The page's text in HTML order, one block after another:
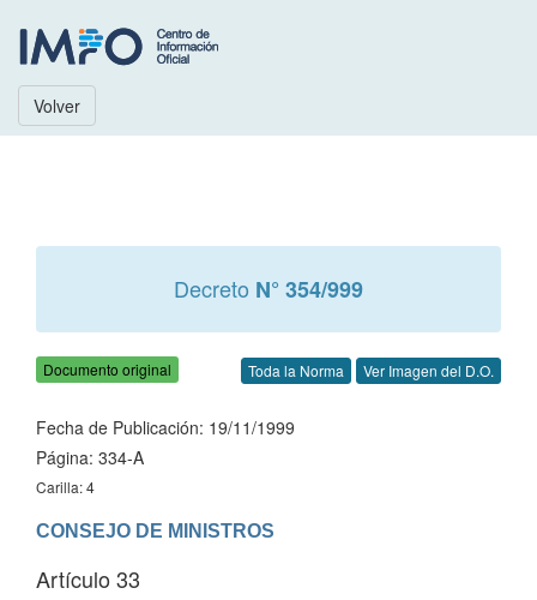
Volver
Decreto N° 354/999
Documento original Toda la Norma Ver Imagen del D.O.
Fecha de Publicación: 19/11/1999
Página: 334-A
Carilla: 4
Artículo 33